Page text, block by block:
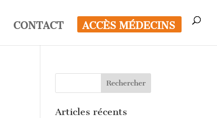
CONTACT ACCÈS MÉDECINS
Articles récents